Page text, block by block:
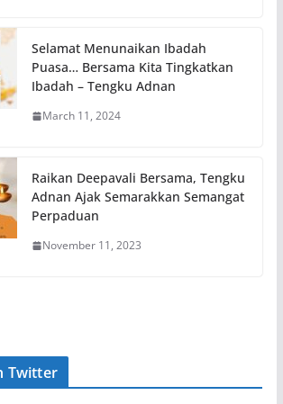
Selamat Menunaikan Ibadah
Puasa… Bersama Kita Tingkatkan
Ibadah – Tengku Adnan
March 11, 2024
Raikan Deepavali Bersama, Tengku
Adnan Ajak Semarakkan Semangat
Perpaduan
November 11, 2023
Twitter